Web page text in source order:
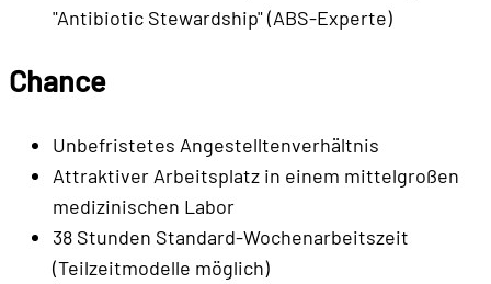
"Antibiotic Stewardship" (ABS-Experte)
Chance
Unbefristetes Angestelltenverhältnis
Attraktiver Arbeitsplatz in einem mittelgroßen
medizinischen Labor
38 Stunden Standard-Wochenarbeitszeit
(Teilzeitmodelle möglich)